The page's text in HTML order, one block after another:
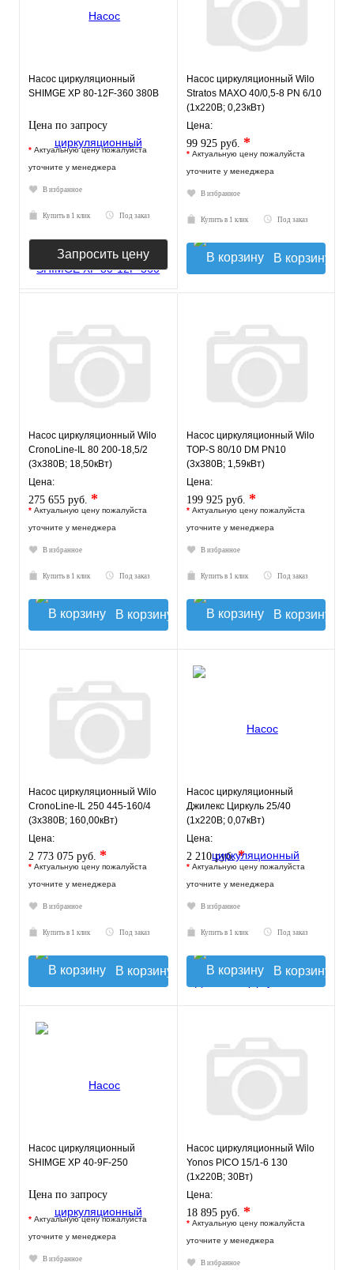
Насос циркуляционный
SHIMGE XP 80-12F-360 380В
Цена по запросу
* Актуальную цену пожалуйста
уточните у менеджера
В избранное
Купить в 1 клик Под заказ
Запросить цену
Насос циркуляционный Wilo
Stratos MAXO 40/0,5-8 PN 6/10
(1х220В; 0,23кВт)
Цена:
99 925 руб. *
* Актуальную цену пожалуйста
уточните у менеджера
В избранное
Купить в 1 клик Под заказ
В корзину
Насос циркуляционный Wilo
CronoLine-IL 80 200-18,5/2
(3х380В; 18,50кВт)
Цена:
275 655 руб. *
* Актуальную цену пожалуйста
уточните у менеджера
В избранное
Купить в 1 клик Под заказ
В корзину
Насос циркуляционный Wilo
TOP-S 80/10 DM PN10
(3х380В; 1,59кВт)
Цена:
199 925 руб. *
* Актуальную цену пожалуйста
уточните у менеджера
В избранное
Купить в 1 клик Под заказ
В корзину
Насос циркуляционный Wilo
CronoLine-IL 250 445-160/4
(3х380В; 160,00кВт)
Цена:
2 773 075 руб. *
* Актуальную цену пожалуйста
уточните у менеджера
В избранное
Купить в 1 клик Под заказ
В корзину
Насос циркуляционный
Джилекс Циркуль 25/40
(1х220В; 0,07кВт)
Цена:
2 210 руб.*
* Актуальную цену пожалуйста
уточните у менеджера
В избранное
Купить в 1 клик Под заказ
В корзину
Насос циркуляционный
SHIMGE XP 40-9F-250
Цена по запросу
* Актуальную цену пожалуйста
уточните у менеджера
В избранное
Насос циркуляционный Wilo
Yonos PICO 15/1-6 130
(1х220В; 30Вт)
Цена:
18 895 руб. *
* Актуальную цену пожалуйста
уточните у менеджера
В избранное